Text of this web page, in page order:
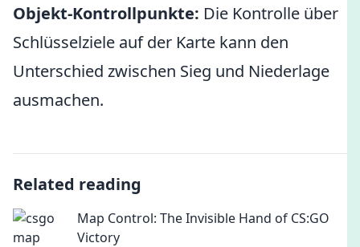
Objekt-Kontrollpunkte: Die Kontrolle über
Schlüsselziele auf der Karte kann den
Unterschied zwischen Sieg und Niederlage
ausmachen.
Related reading
Map Control: The Invisible Hand of CS:GO
Victory